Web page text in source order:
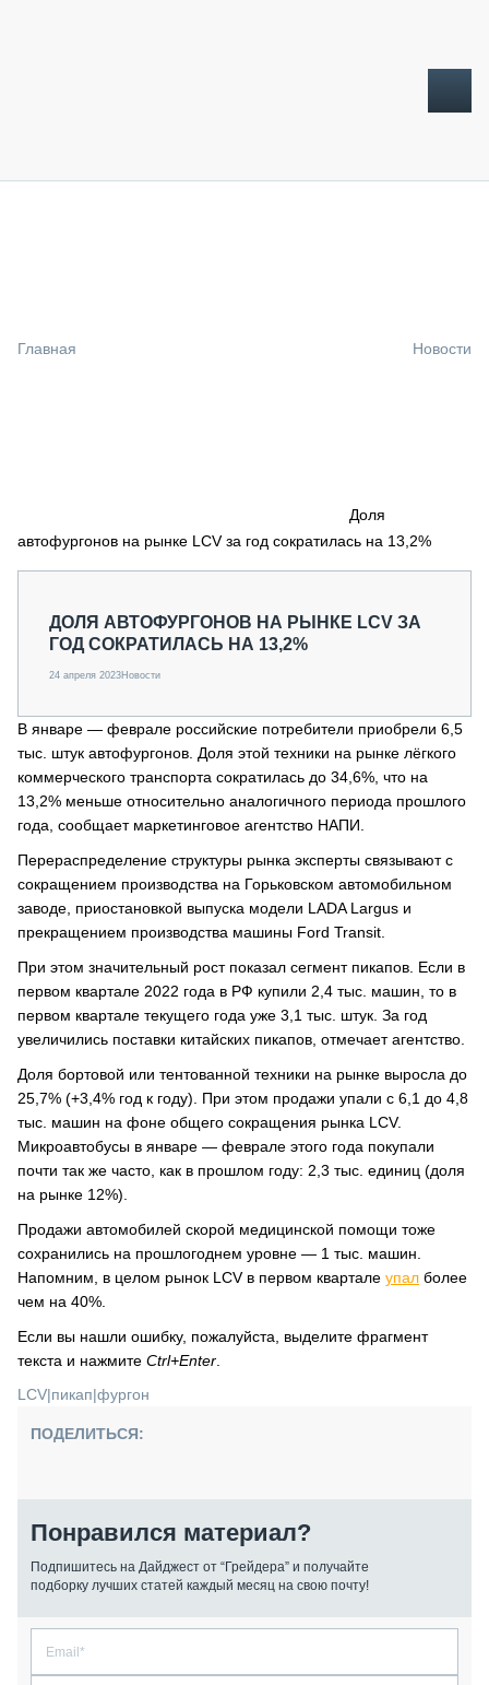
СПЕЦПРОЕКТЫ
О ПРОЕКТЕ
Главная Новости
Доля
автофургонов на рынке LCV за год сократилась на 13,2%
ДОЛЯ АВТОФУРГОНОВ НА РЫНКЕ LCV ЗА
ГОД СОКРАТИЛАСЬ НА 13,2%
24 апреля 2023Новости
В январе — феврале российские потребители приобрели 6,5
тыс. штук автофургонов. Доля этой техники на рынке лёгкого
коммерческого транспорта сократилась до 34,6%, что на
13,2% меньше относительно аналогичного периода прошлого
года, сообщает маркетинговое агентство НАПИ.
Перераспределение структуры рынка эксперты связывают с
сокращением производства на Горьковском автомобильном
заводе, приостановкой выпуска модели LADA Largus и
прекращением производства машины Ford Transit.
При этом значительный рост показал сегмент пикапов. Если в
первом квартале 2022 года в РФ купили 2,4 тыс. машин, то в
первом квартале текущего года уже 3,1 тыс. штук. За год
увеличились поставки китайских пикапов, отмечает агентство.
Доля бортовой или тентованной техники на рынке выросла до
25,7% (+3,4% год к году). При этом продажи упали с 6,1 до 4,8
тыс. машин на фоне общего сокращения рынка LCV.
Микроавтобусы в январе — феврале этого года покупали
почти так же часто, как в прошлом году: 2,3 тыс. единиц (доля
на рынке 12%).
Продажи автомобилей скорой медицинской помощи тоже
сохранились на прошлогоднем уровне — 1 тыс. машин.
Напомним, в целом рынок LCV в первом квартале упал более
чем на 40%.
Если вы нашли ошибку, пожалуйста, выделите фрагмент
текста и нажмите Ctrl+Enter
LCV|пикап|фургон
ПОДЕЛИТЬСЯ:
Понравился материал?
Подпишитесь на Дайджест от “Грейдера” и получайте
подборку лучших статей каждый месяц на свою почту!